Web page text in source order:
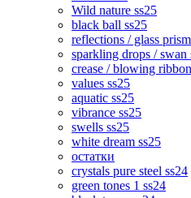
Wild nature ss25
black ball ss25
reflections / glass
sparkling drops / swan
crease / blowing
values ss25
aquatic ss25
vibrance ss25
swells ss25
white dream ss25
остатки
crystals pure steel ss24
green tones 1 ss24